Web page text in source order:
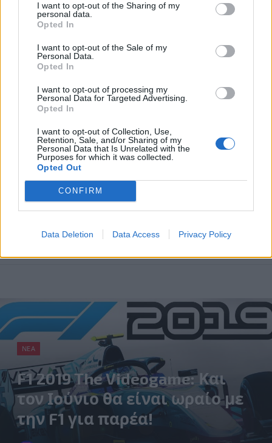
I want to opt-out of the Sharing of my
personal data.
Opted In
I want to opt-out of the Sale of my
Personal Data.
Opted In
I want to opt-out of processing my
Personal Data for Targeted Advertising.
Opted In
I want to opt-out of Collection, Use,
Retention, Sale, and/or Sharing of my
Personal Data that Is Unrelated with the
Purposes for which it was collected.
Opted Out
CONFIRM
Data Deletion Data Access Privacy Policy
GAMING HARDWARE
Νέα Philips Evnia 32″ QD-OLED gaming
οθόνη 4K με ρυθμό ανανέωσης 165Hz και
καθηλωτική εικόνα
ΕΛΈΝΗ ΣΑΡΑΝΤΆΚΗ 22/07/2026
Η νέα gaming οθόνη Philips Evnia QD-OLED 32M2N6901A
συνδυάζει αρμονικά την υψηλή ποιότητα χρωμάτων με…
ΝΈΑ
F1 2019 The Videogame: Και
τον Ιούνιο θα είναι ωραίο με
την F1 για παρέα!